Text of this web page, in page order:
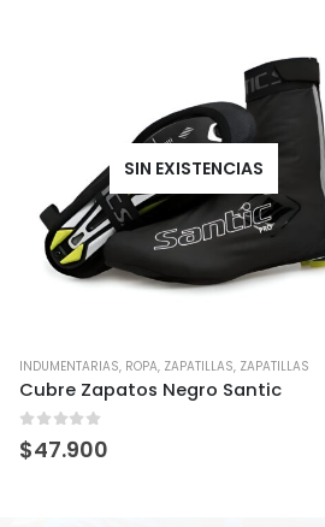
SIN EXISTENCIAS
INDUMENTARIAS, ROPA, ZAPATILLAS, ZAPATILLAS
Cubre Zapatos Negro Santic
0 out of 5
$47.900